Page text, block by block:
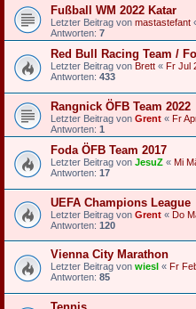
Fußball WM 2022 Katar
Letzter Beitrag von mastastefant
Antworten: 7
Red Bull Racing Team /
Letzter Beitrag von Brett « Fr Jul
Antworten: 433
Rangnick ÖFB Team 2022
Letzter Beitrag von Grent « Fr
Antworten: 1
Foda ÖFB Team 2017
Letzter Beitrag von JesuZ « Mi
Antworten: 17
UEFA Champions League
Letzter Beitrag von Grent « Do
Antworten: 120
Vienna City Marathon
Letzter Beitrag von wiesl « Fr
Antworten: 85